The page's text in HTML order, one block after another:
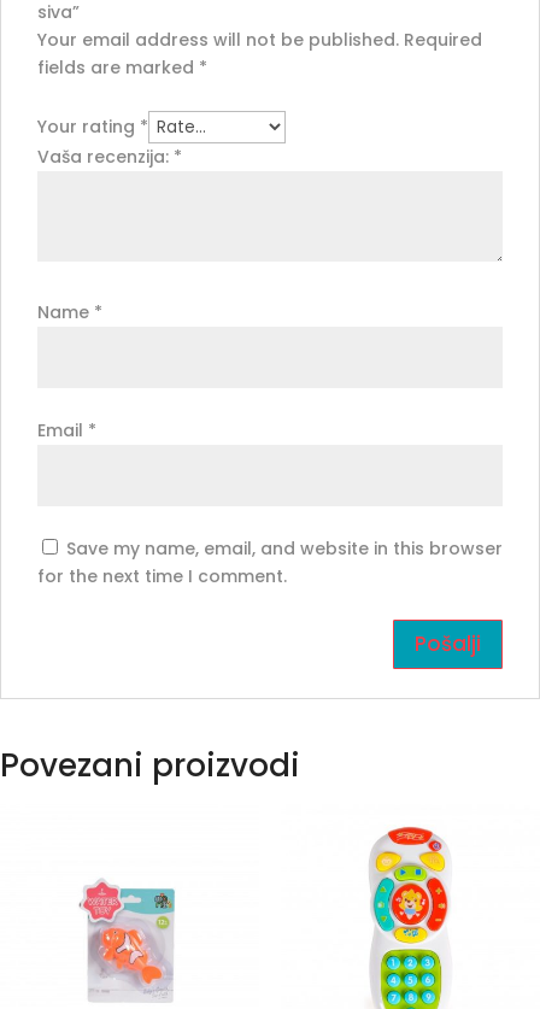
siva”
Your email address will not be published. Required
fields are marked *
Your rating *
Vaša recenzija: *
Name *
Email *
Save my name, email, and website in this browser
for the next time I comment.
Povezani proizvodi